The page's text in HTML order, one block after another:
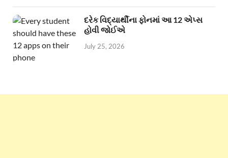
દરેક વિદ્યાર્થીના ફોનમાં આ 12 એપ્સ
હોવી જોઈએ
July 25, 2026